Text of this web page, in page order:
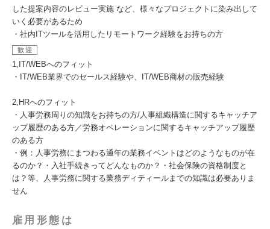
した提案内容のレビュー実施 など、様々なプロジェクトに染み出して
いく必要があるため
・社内ITツールを活用したリモートワーク経験をお持ちの方
歓迎
1,IT/WEBへのフィット
・IT/WEB業界でのセールス経験や、IT/WEB商材の販売経験
2,HRへのフィット
・人事労務周りの知識をお持ちの方/人事組織構造に関するキャッチア
ップ履歴のある方／労務オペレーションに関するキャッチアップ履歴
のある方
・例：人事労務にまつわる通年の業務イベントはどのようなものが在
るのか？・入社手続きってどんなものか？・社会保険の資格制度と
は？等、人事労務に関する業務ディティールまでの知識は必要ありま
せん
雇用形態は